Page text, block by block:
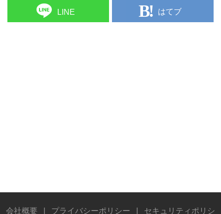
LINE はてブ
会社概要 プライバシーポリシー セキュリティポリシ